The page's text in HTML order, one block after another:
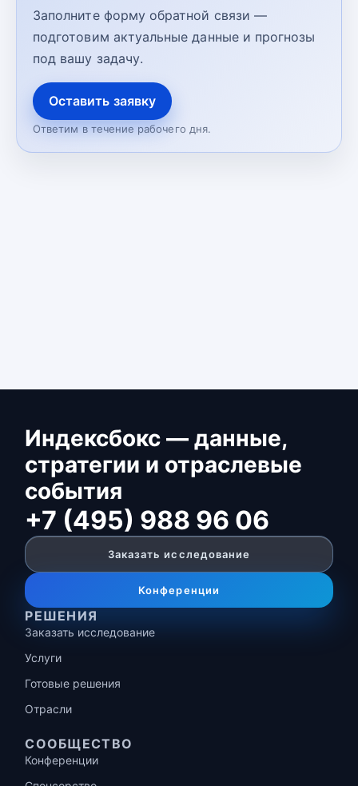
Заполните форму обратной связи —
подготовим актуальные данные и прогнозы
под вашу задачу.
Оставить заявку
Ответим в течение рабочего дня.
Индексбокс — данные,
стратегии и отраслевые
события
+7 (495) 988 96 06
Заказать исследование
Конференции
РЕШЕНИЯ
Заказать исследование
Услуги
Готовые решения
Отрасли
СООБЩЕСТВО
Конференции